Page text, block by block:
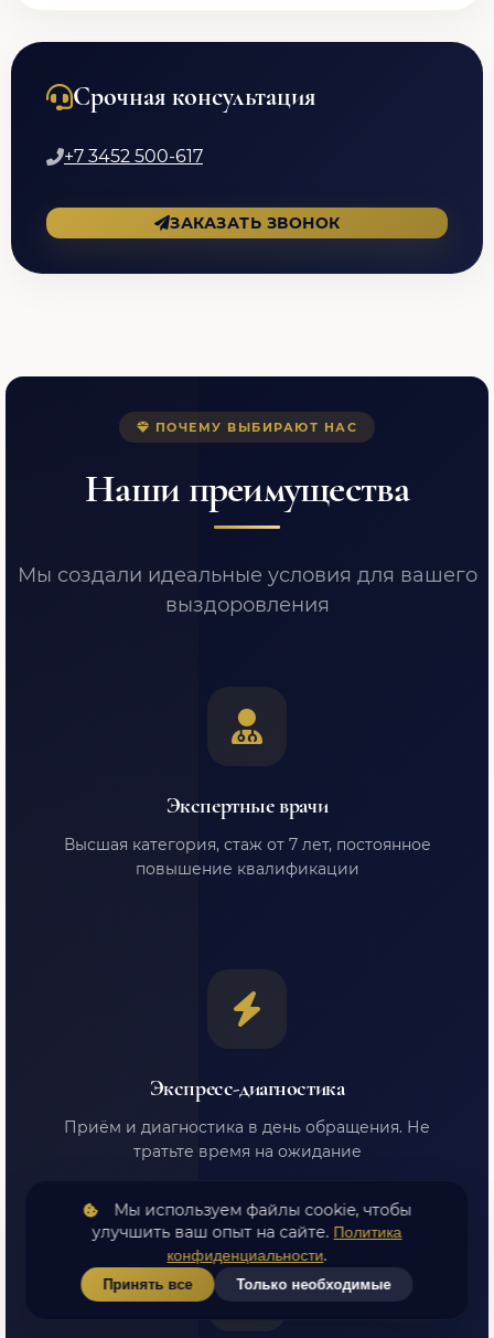
Срочная консультация
+7 3452 500-617
ЗАКАЗАТЬ ЗВОНОК
ПОЧЕМУ ВЫБИРАЮТ НАС
Наши преимущества
Мы создали идеальные условия для вашего
выздоровления
Экспертные врачи
Высшая категория, стаж от 7 лет, постоянное
повышение квалификации
Экспресс-диагностика
Приём и диагностика в день обращения. Не
тратьте время на ожидание
Мы используем файлы cookie, чтобы
улучшить ваш опыт на сайте. Политика
конфиденциальности.
Принять все Только необходимые